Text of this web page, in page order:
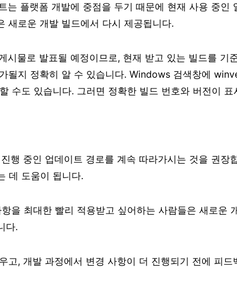
는 플랫폼 개발에 중점을 두기 때문에 현재 사용 중인
새로운 개발 빌드에서 다시 제공됩니다.
물로 발표될 예정이므로, 현재 받고 있는 빌드를 기
될지 정확히 알 수 있습니다. Windows 검색창에
수도 있습니다. 그러면 정확한 빌드 번호와 버전이 표
행 중인 업데이트 경로를 계속 따라가시는 것을 권장
데 도움이 됩니다.
을 최대한 빨리 적용받고 싶어하는 사람들은 새로운
다.
고, 개발 과정에서 변경 사항이 더 진행되기 전에 피드